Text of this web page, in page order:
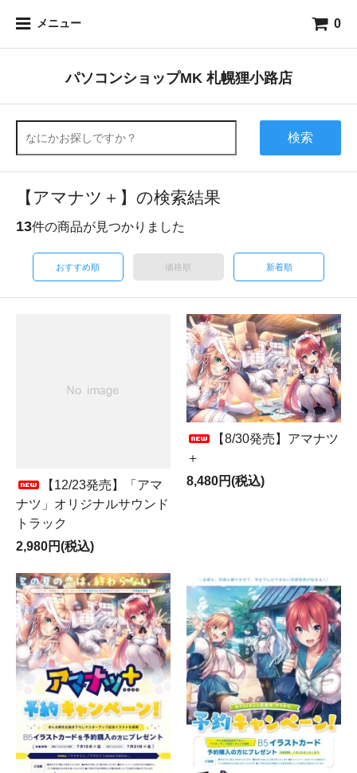
メニュー 0
パソコンショップMK 札幌狸小路店
検索
【アマナツ＋】の検索結果
13件の商品が見つかりました
おすすめ順 価格順 新着順
【12/23発売】「アマ
ナツ」オリジナルサウンド
トラック
2,980円(税込)
【8/30発売】アマナツ
＋
8,480円(税込)